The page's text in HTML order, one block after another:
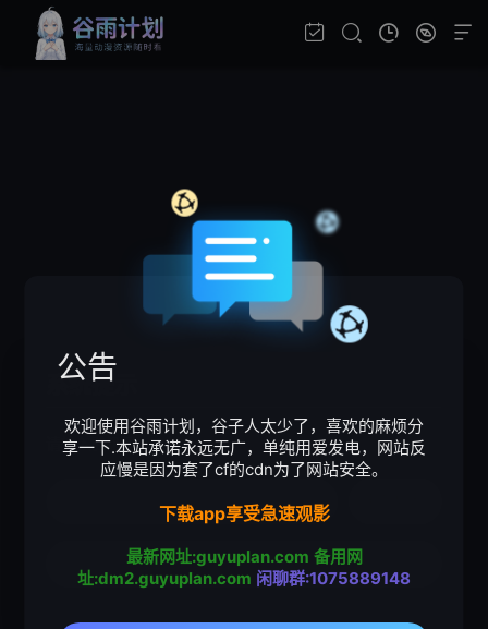
系统提示
请输入验证码
公告
欢迎使用谷雨计划，谷子人太少了，喜欢的麻烦分
享一下.本站承诺永远无广，单纯用爱发电，网站反
应慢是因为套了cf的cdn为了网站安全。
下载app享受急速观影
最新网址:guyuplan.com 备用网
址:dm2.guyuplan.com 闲聊群:1075889148